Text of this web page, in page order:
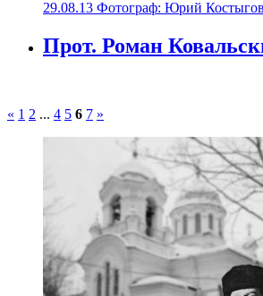
29.08.13 Фотограф: Юрий Костыгов
Прот. Роман
« 1 2 ... 4 5 6 7 »